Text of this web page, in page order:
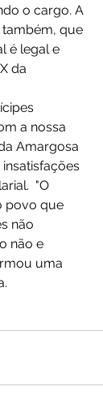
o cargo. A
que
é legal e
da
a nossa
Amargosa
"O
povo que
não
não e
uma